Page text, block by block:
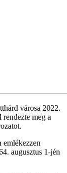
városa 2022.
meg a
emlékezzen
augusztus 1-jén